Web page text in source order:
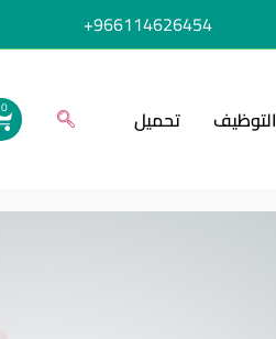
966114626454+
التوظيف تحميل 0